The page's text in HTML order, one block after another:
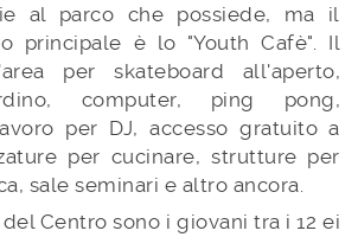
al parco che possiede, ma il
principale è lo "Youth Cafè". Il
per skateboard all'aperto,
computer, ping pong,
per DJ, accesso gratuito a
per cucinare, strutture per
sale seminari e altro ancora.
Centro sono i giovani tra i 12 ei